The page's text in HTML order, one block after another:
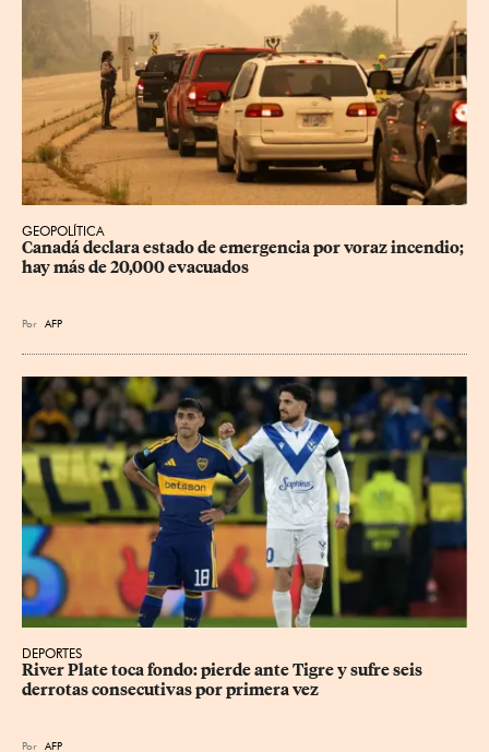
GEOPOLÍTICA
Canadá declara estado de emergencia por voraz incendio;
hay más de 20,000 evacuados
Por AFP
DEPORTES
River Plate toca fondo: pierde ante Tigre y sufre seis
derrotas consecutivas por primera vez
Por AFP